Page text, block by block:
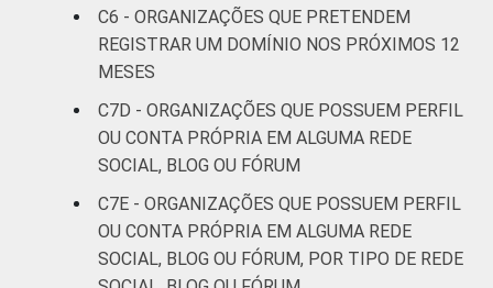
C6 - ORGANIZAÇÕES QUE PRETENDEM
REGISTRAR UM DOMÍNIO NOS PRÓXIMOS 12
MESES
C7D - ORGANIZAÇÕES QUE POSSUEM PERFIL
OU CONTA PRÓPRIA EM ALGUMA REDE
SOCIAL, BLOG OU FÓRUM
C7E - ORGANIZAÇÕES QUE POSSUEM PERFIL
OU CONTA PRÓPRIA EM ALGUMA REDE
SOCIAL, BLOG OU FÓRUM, POR TIPO DE REDE